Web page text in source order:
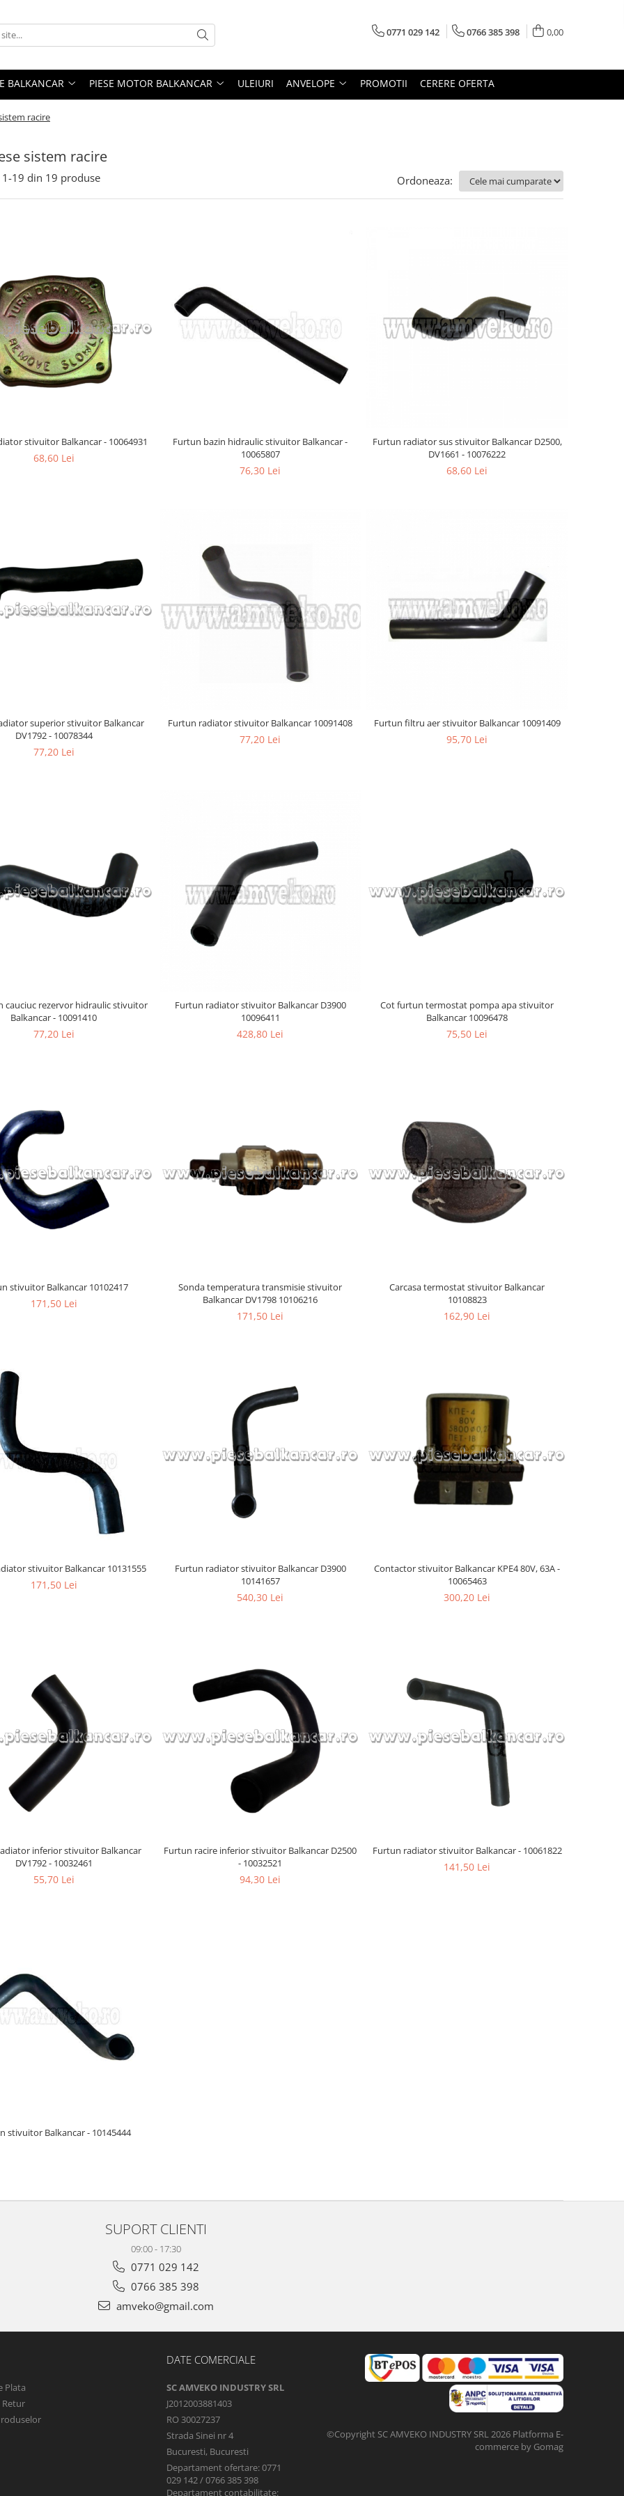
0771 029 142 0766 385 398 0,00
BALKANCAR PIESE MOTOR BALKANCAR ULEIURI ANVELOPE PROMOTII CERERE OFERTA
racire
sistem racire
1-19 din 19 produse Ordoneaza:
stivuitor Balkancar - 10064931
68,60 Lei
Furtun bazin hidraulic stivuitor Balkancar -
10065807
76,30 Lei
Furtun radiator sus stivuitor Balkancar D2500,
DV1661 - 10076222
68,60 Lei
superior stivuitor Balkancar
DV1792 - 10078344
77,20 Lei
Furtun radiator stivuitor Balkancar 10091408
77,20 Lei
Furtun filtru aer stivuitor Balkancar 10091409
95,70 Lei
cauciuc rezervor hidraulic stivuitor
Balkancar - 10091410
77,20 Lei
Furtun radiator stivuitor Balkancar D3900
10096411
428,80 Lei
Cot furtun termostat pompa apa stivuitor
Balkancar 10096478
75,50 Lei
stivuitor Balkancar 10102417
171,50 Lei
Sonda temperatura transmisie stivuitor
Balkancar DV1798 10106216
171,50 Lei
Carcasa termostat stivuitor Balkancar
10108823
162,90 Lei
stivuitor Balkancar 10131555
171,50 Lei
Furtun radiator stivuitor Balkancar D3900
10141657
540,30 Lei
Contactor stivuitor Balkancar KPE4 80V, 63A -
10065463
300,20 Lei
inferior stivuitor Balkancar
DV1792 - 10032461
55,70 Lei
Furtun racire inferior stivuitor Balkancar D2500
- 10032521
94,30 Lei
Furtun radiator stivuitor Balkancar - 10061822
141,50 Lei
stivuitor Balkancar - 10145444
SUPORT CLIENTI
09:00 - 17:30
0771 029 142
0766 385 398
amveko@gmail.com
Plata
Retur
DATE COMERCIALE
SC AMVEKO INDUSTRY SRL
J2012003881403
RO 30027237
Strada Sinei nr 4
Bucuresti, Bucuresti
Departament ofertare: 0771
029 142 / 0766 385 398
Departament contabilitate:
©Copyright SC AMVEKO INDUSTRY SRL 2026 Platforma E-
commerce by Gomag